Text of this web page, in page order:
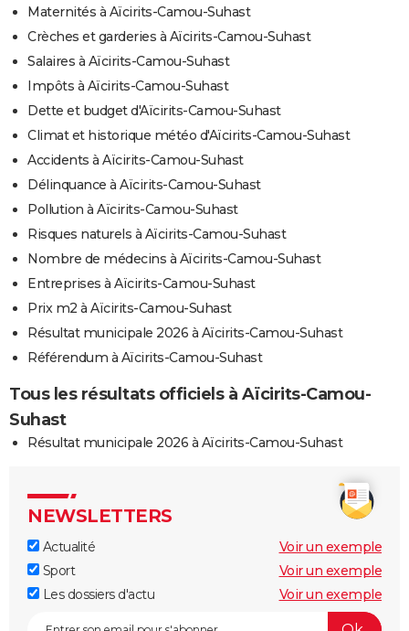
Maternités à Aïcirits-Camou-Suhast
Crèches et garderies à Aïcirits-Camou-Suhast
Salaires à Aïcirits-Camou-Suhast
Impôts à Aïcirits-Camou-Suhast
Dette et budget d'Aïcirits-Camou-Suhast
Climat et historique météo d'Aïcirits-Camou-Suhast
Accidents à Aïcirits-Camou-Suhast
Délinquance à Aïcirits-Camou-Suhast
Pollution à Aïcirits-Camou-Suhast
Risques naturels à Aïcirits-Camou-Suhast
Nombre de médecins à Aïcirits-Camou-Suhast
Entreprises à Aïcirits-Camou-Suhast
Prix m2 à Aïcirits-Camou-Suhast
Résultat municipale 2026 à Aïcirits-Camou-Suhast
Référendum à Aïcirits-Camou-Suhast
Tous les résultats officiels à Aïcirits-Camou-
Suhast
Résultat municipale 2026 à Aïcirits-Camou-Suhast
NEWSLETTERS
Actualité
Voir un exemple
Sport
Voir un exemple
Les dossiers d'actu
Voir un exemple